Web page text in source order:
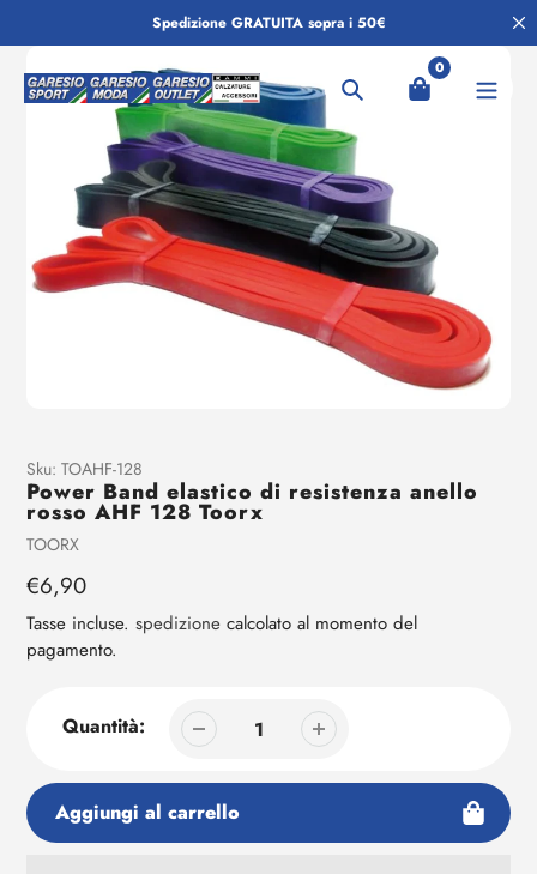
al
contenuto
Spedizione GRATUITA sopra i 50€
Ricerca
0
Aggiunta
di
prodotto
al
tuo
carrello
Sku: TOAHF-128
Power Band elastico di resistenza anello
rosso AHF 128 Toorx
Venditrice
TOORX
Prezzo
regolare
€6,90
Tasse incluse. spedizione calcolato al momento del
pagamento.
Quantità:
Aggiungi al carrello